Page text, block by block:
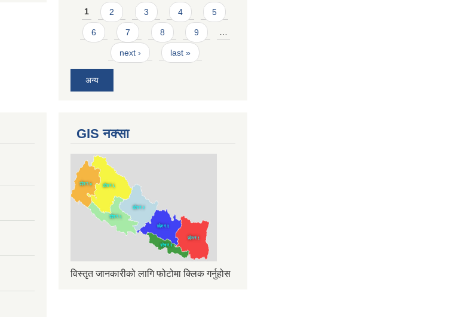
Pages
1 2 3 4 5
6 7 8 9 …
next › last »
अन्य
GIS नक्सा
विस्तृत जानकारीको लागि फोटोमा क्लिक गर्नुहोस